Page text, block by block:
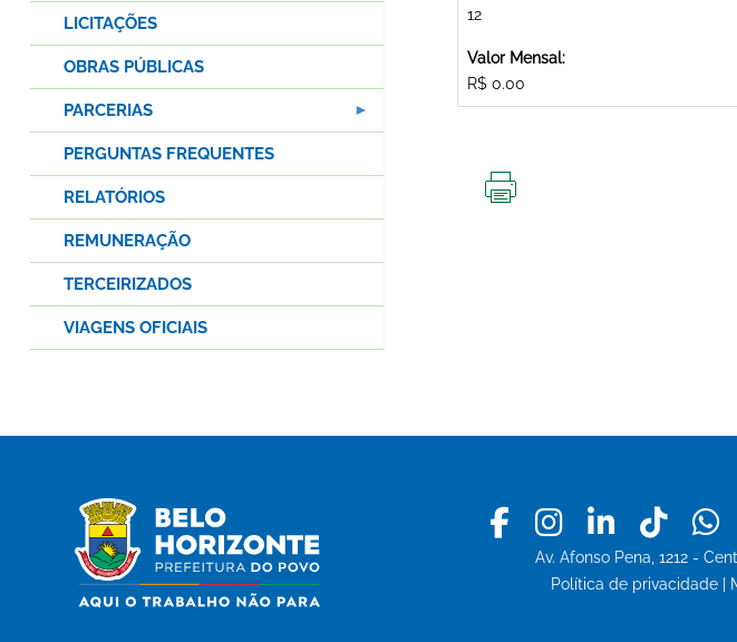
12
Valor Mensal:
R$ 0.00
LICITAÇÕES
OBRAS PÚBLICAS
PARCERIAS
PERGUNTAS FREQUENTES
RELATÓRIOS
REMUNERAÇÃO
TERCEIRIZADOS
VIAGENS OFICIAIS
Facebook
Instagram
Linkedin
Av. Afonso Pena, 1212 -
Política de privacidade